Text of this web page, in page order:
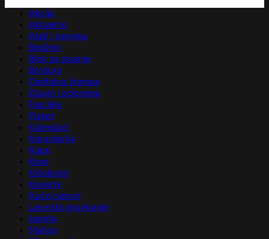
Akcija
Aktuelno
Alati i oprema
Bedževi
Blok za pisanje
Brošure
Digitalna štampa
Dizajn i priprema
Fascikle
Flajeri
Kalendari
Kancelarija
Kape
Kese
Kišobrani
Koverte
Kućni setovi
Lasersko graviranje
Lepota
Majice